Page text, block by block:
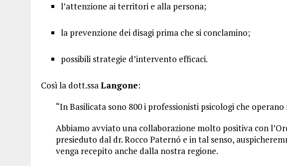
l’attenzione ai territori e alla persona;
la prevenzione dei disagi prima che si conclamino;
possibili strategie d’intervento efficaci.
Così la dott.ssaLangone:
“In Basilicata sono 800 i professionisti psicologi che
Abbiamo avviato una collaborazione molto positiva con
presieduto dal dr. Rocco Paternó e in tal senso,
venga recepito anche dalla nostra regione.